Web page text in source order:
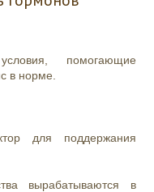
помогающие
в норме.
для поддержания
вырабатываются в